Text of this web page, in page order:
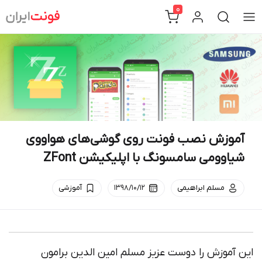
to
content
0
آموزش نصب فونت روی گوشی‌های هواووی
شیاوومی سامسونگ با اپلیکیشن ZFont
مسلم ابراهیمی ۱۳۹۸/۱۰/۱۲ آموزشی
این آموزش را دوست عزیز مسلم امین الدین برامون